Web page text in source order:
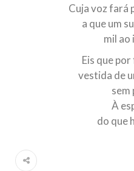
Cuja voz fará
a que um
mil ao
Eis que
vestida de
sem
À
do que